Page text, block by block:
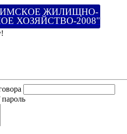
ЖИЛИЩНО-
ХОЗЯЙСТВО-2008"